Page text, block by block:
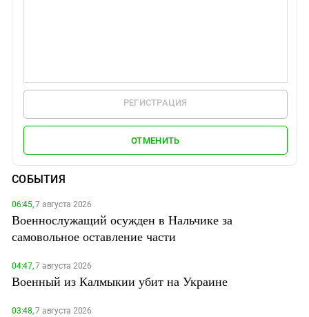
РЕГИСТРАЦИЯ
ОТМЕНИТЬ
СОБЫТИЯ
06:45,7 августа 2026
Военнослужащий осужден в Нальчике за
самовольное оставление части
04:47,7 августа 2026
Военный из Калмыкии убит на Украине
03:48,7 августа 2026